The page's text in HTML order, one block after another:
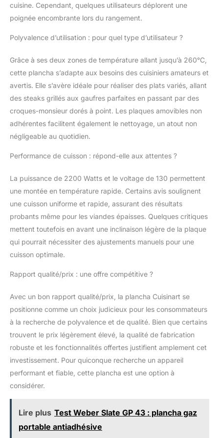
DEUX ZONES POUR
UNE VERSABILITÉ
pour cuire
différents aliments à
différentes
côté de la plaque de la
plancha étant chauffé
avec précision de 90°C
à 260°C. CUISEZ
viandes ou de griller
délicatement des
légumes, le plateau
d'égouttage intégré
permet d'évacuer
l'excès d'huile pour des
résultats plus sains.
DÉLICIEUSES DE PETIT
DÉJEUNER ET DE
DÎNER - Régalez votre
famille et vos amis avec
de délicieux repas faits
maison, des crêpes du
matin aux steaks du
soir. CONCEPTION
FINE AVEC GARDE
INTÉGRÉE POUR
ECLABOUSSURES -
Déplacez les aliments
cuisine. Cependant, quelques utilisateurs déplorent une
poignée encombrante lors du rangement.
Polyvalence d’utilisation : pour quel type d’utilisateur ?
Grâce à ses deux zones de température allant jusqu’à 260°C,
cette plancha s’adapte aux besoins des cuisiniers amateurs et
avertis. Elle s’avère idéale pour réaliser des plats variés, allant
des steaks grillés aux gaufres parfaites en passant par des
croques-monsieur dorés à point. Les plaques amovibles non
adhérentes facilitent également le nettoyage, un atout non
négligeable au quotidien.
Performance de cuisson : répond-elle aux attentes ?
La puissance de 2200 Watts et le voltage de 130 permettent
une montée en température rapide. Certains avis soulignent
une cuisson uniforme et rapide, assurant des résultats
probants même pour les viandes épaisses. Quelques critiques
mettent toutefois en avant une inclinaison légère de la plaque
qui pourrait nécessiter des ajustements manuels pour une
cuisson optimale.
Rapport qualité/prix : une offre compétitive ?
Avec un bon rapport qualité/prix, la plancha Cuisinart se
positionne comme un choix judicieux pour les consommateurs
à la recherche de polyvalence et de qualité. Bien que certains
trouvent le prix légèrement élevé, la qualité de fabrication
robuste et les fonctionnalités offertes justifient amplement cet
investissement. Pour quiconque recherche un appareil
performant et fiable, cette plancha est une option à
considérer.
Lire plus Test Weber Slate GP 43 : plancha gaz
portable antiadhésive